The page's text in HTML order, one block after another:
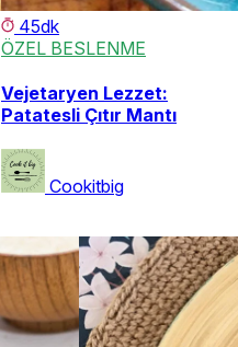
45dk
ÖZEL BESLENME
Vejetaryen Lezzet:
Patatesli Çıtır Mantı
Cookitbig